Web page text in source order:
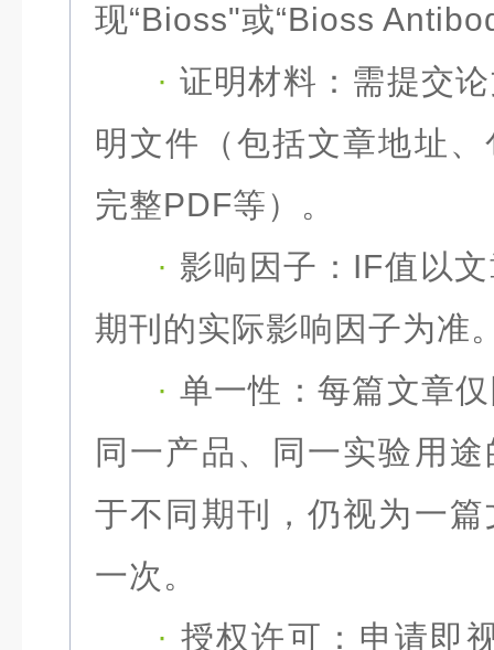
现“Bioss"或“Bioss
· 证明材料： 需提交
明文件（包括文章地址
完整PDF等）。
· 影响因子： IF值以
期刊的实际影响因子为准
· 单一性： 每篇文章
同一产品、同一实验用
于不同期刊，仍视为一
一次。
· 授权许可： 申请即